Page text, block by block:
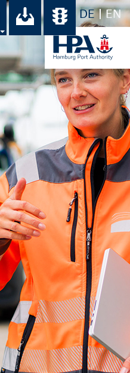
DE EN
Ihr Download-